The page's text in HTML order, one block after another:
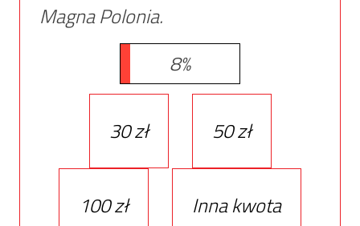
Magna Polonia.
8%
30 zł 50 zł
100 zł
Inna kwota